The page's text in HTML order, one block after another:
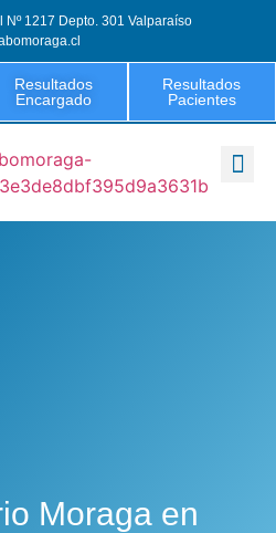
Nº 1217 Depto. 301 Valparaíso
Resultados
Pacientes
Resultados
Encargado
Moraga en